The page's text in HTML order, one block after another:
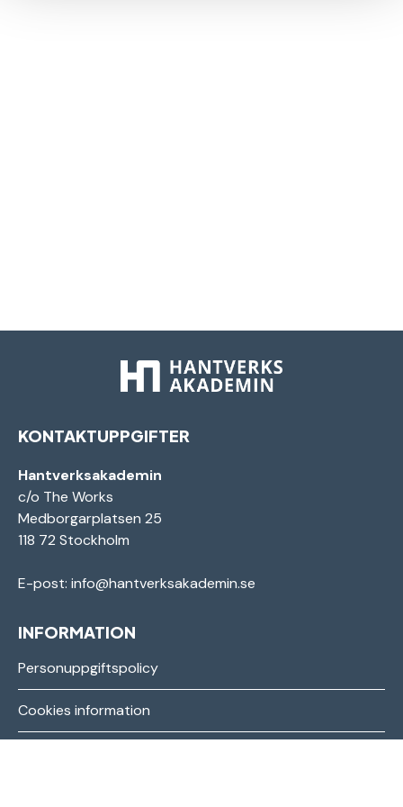
KONTAKTUPPGIFTER
Hantverksakademin
c/o The Works
Medborgarplatsen 25
118 72 Stockholm
E-post: info@hantverksakademin.se
INFORMATION
Personuppgiftspolicy
Cookies information